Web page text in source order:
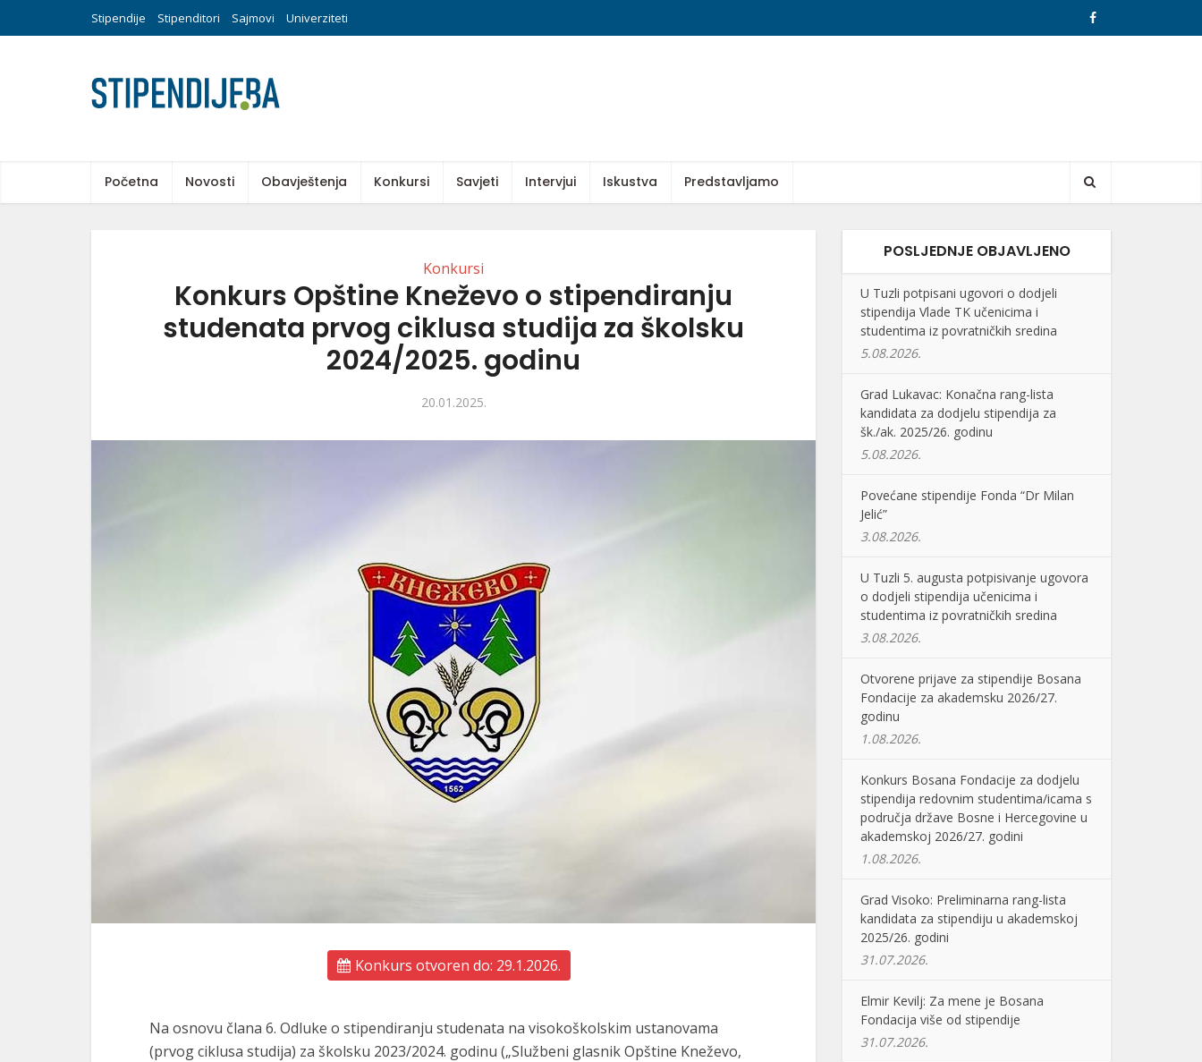
Stipendije Stipenditori Sajmovi Univerziteti
Početna Novosti Obavještenja Konkursi Savjeti Intervjui Iskustva Predstavljamo
Konkursi
Konkurs Opštine Kneževo o stipendiranju
studenata prvog ciklusa studija za školsku
2024/2025. godinu
20.01.2025.
Konkurs otvoren do: 29.1.2026.
Na osnovu člana 6. Odluke o stipendiranju studenata na visokoškolskim ustanovama
(prvog ciklusa studija) za školsku 2023/2024. godinu („Službeni glasnik Opštine Kneževo,
POSLJEDNJE OBJAVLJENO
U Tuzli potpisani ugovori o dodjeli
stipendija Vlade TK učenicima i
studentima iz povratničkih sredina
5.08.2026.
Grad Lukavac: Konačna rang-lista
kandidata za dodjelu stipendija za
šk./ak. 2025/26. godinu
5.08.2026.
Povećane stipendije Fonda “Dr Milan
Jelić”
3.08.2026.
U Tuzli 5. augusta potpisivanje ugovora
o dodjeli stipendija učenicima i
studentima iz povratničkih sredina
3.08.2026.
Otvorene prijave za stipendije Bosana
Fondacije za akademsku 2026/27.
godinu
1.08.2026.
Konkurs Bosana Fondacije za dodjelu
stipendija redovnim studentima/icama s
područja države Bosne i Hercegovine u
akademskoj 2026/27. godini
1.08.2026.
Grad Visoko: Preliminarna rang-lista
kandidata za stipendiju u akademskoj
2025/26. godini
31.07.2026.
Elmir Kevilj: Za mene je Bosana
Fondacija više od stipendije
31.07.2026.